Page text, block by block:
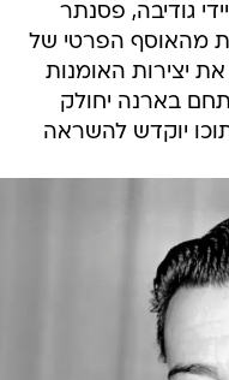
גודיבה, פסנתר
מהאוסף הפרטי של
יצירות האומנות
בארנה יחולק
יוקדש להשראה